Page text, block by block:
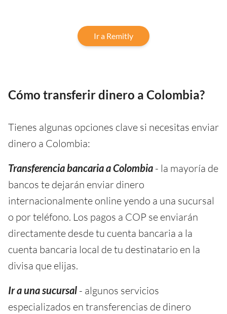
Ir a Remitly
Cómo transferir dinero a Colombia?
Tienes algunas opciones clave si necesitas enviar
dinero a Colombia:
Transferencia bancaria a Colombia - la mayoría de
bancos te dejarán enviar dinero
internacionalmente online yendo a una sucursal
o por teléfono. Los pagos a COP se enviarán
directamente desde tu cuenta bancaria a la
cuenta bancaria local de tu destinatario en la
divisa que elijas.
Ir a una sucursal - algunos servicios
especializados en transferencias de dinero